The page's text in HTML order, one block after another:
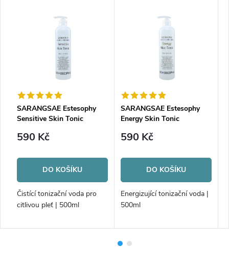
SARANGSAE Estesophy
Sensitive Skin Tonic
590 Kč
DO KOŠÍKU
Čistící tonizační voda pro
citlivou pleť | 500ml
SARANGSAE Estesophy
Energy Skin Tonic
590 Kč
DO KOŠÍKU
Energizující tonizační voda |
500ml